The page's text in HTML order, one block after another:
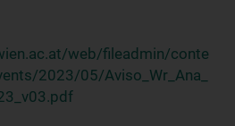
web/fileadmin/conte
2023/05/Aviso_Wr_Ana_